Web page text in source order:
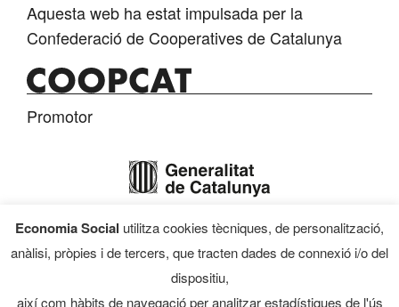
Aquesta web ha estat impulsada per la
Confederació de Cooperatives de Catalunya
Promotor
Finançament
Economia Social utilitza cookies tècniques, de personalització,
anàlisi, pròpies i de tercers, que tracten dades de connexió i/o del
dispositiu,
així com hàbits de navegació per analitzar estadístiques de l'ús